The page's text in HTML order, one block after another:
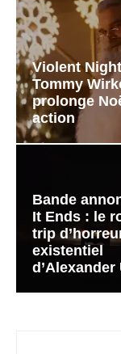
Violent
Tommy
prolonge
action
Bande
It Ends : le
trip
existentiel
d’Alexander